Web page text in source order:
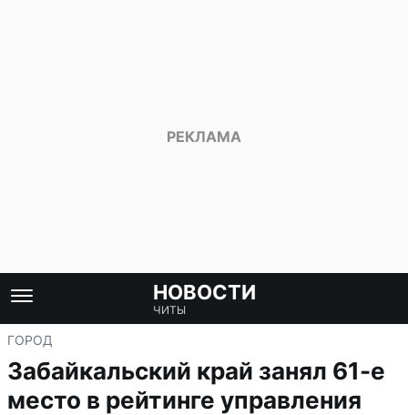
НОВОСТИ
ЧИТЫ
ГОРОД
Забайкальский край занял 61-е
место в рейтинге управления